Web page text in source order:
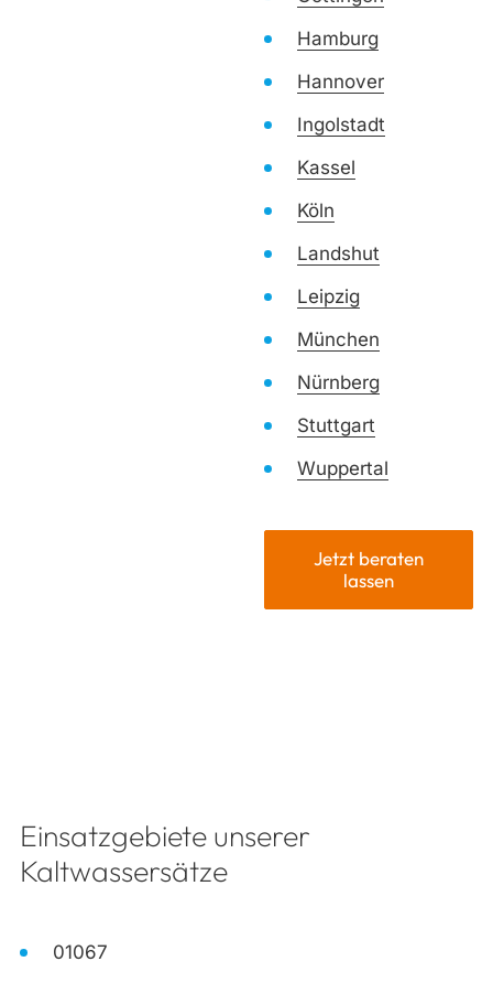
Hamburg
Hannover
Ingolstadt
Kassel
Köln
Landshut
Leipzig
München
Nürnberg
Stuttgart
Wuppertal
Jetzt beraten
lassen
Einsatzgebiete unserer
Kaltwassersätze
01067